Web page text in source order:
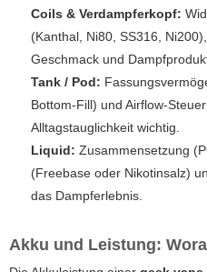
Coils & Verdampferkopf:
(Kanthal, Ni80, SS316,
Geschmack und
Tank / Pod:
Bottom-Fill) und Airflow-
Alltagstauglichkeit wichtig.
Liquid: Zusammensetzung
(Freebase oder Nikotinsalz)
das Dampferlebnis.
Akku und Leistung: